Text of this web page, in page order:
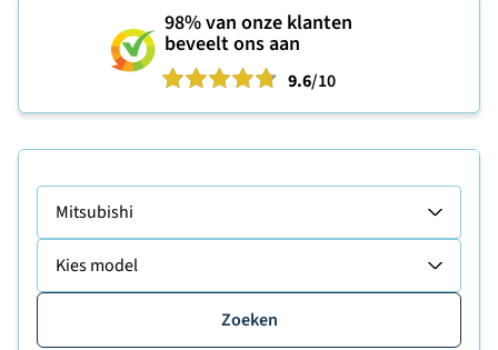
98%van onze klanten
beveelt ons aan
9.6/10
Mitsubishi
Kies model
Zoeken